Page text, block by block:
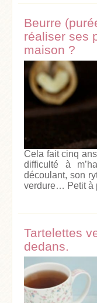
Beurre
réaliser ses
maison ?
Cela fait cinq
difficulté à
découlant, son
verdure… Petit à
Tartelettes
dedans.